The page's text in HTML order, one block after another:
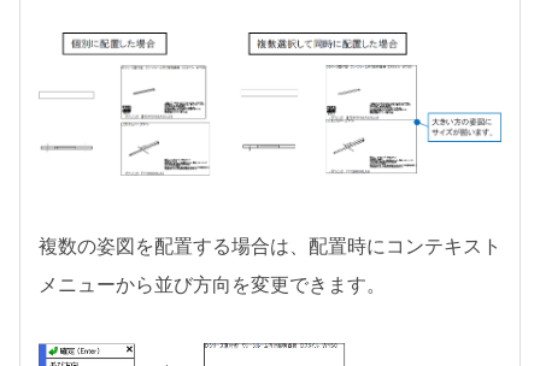
複数の姿図を配置する場合は、配置時にコンテキスト
メニューから並び方向を変更できます。